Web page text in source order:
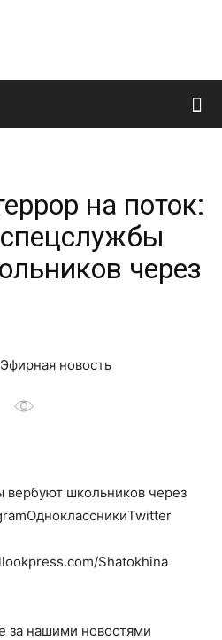
Французский
и
о
на поток:
через
новость
вербуют школьников через
Shatokhina
за нашими новостями